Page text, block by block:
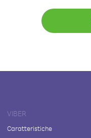
VIBER
Caratteristiche